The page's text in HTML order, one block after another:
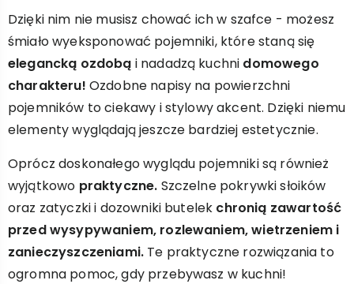
Dzięki nim nie musisz chować ich w szafce - możesz
śmiało wyeksponować pojemniki, które staną się
elegancką ozdobą i nadadzą kuchni domowego
charakteru! Ozdobne napisy na powierzchni
pojemników to ciekawy i stylowy akcent. Dzięki niemu
elementy wyglądają jeszcze bardziej estetycznie.
Oprócz doskonałego wyglądu pojemniki są również
wyjątkowo praktyczne. Szczelne pokrywki słoików
oraz zatyczki i dozowniki butelek chronią zawartość
przed wysypywaniem, rozlewaniem, wietrzeniem i
zanieczyszczeniami. Te praktyczne rozwiązania to
ogromna pomoc, gdy przebywasz w kuchni!